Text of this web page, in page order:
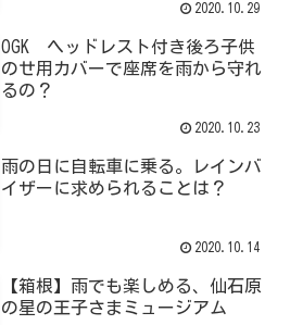
2020.10.29
OGK ヘッドレスト付き後ろ子供
のせ用カバーで座席を雨から守れ
るの？
2020.10.23
雨の日に自転車に乗る。レインバ
イザーに求められることは？
2020.10.14
【箱根】雨でも楽しめる、仙石原
の星の王子さまミュージアム